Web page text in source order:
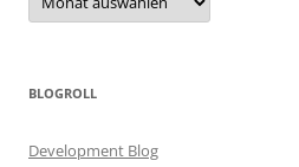
BLOGROLL
Development Blog